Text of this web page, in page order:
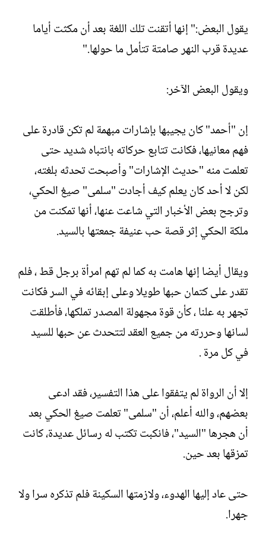
يقول البعض:" إنها أتقنت تلك اللغة بعد أن مكثت أياما
عديدة قرب النهر صامتة تتأمل ما حولها."
ويقول البعض الآخر:
إن "أحمد" كان يجيبها بإشارات مبهمة لم تكن قادرة على
فهم معانيها، فكانت تتابع حركاته بانتباه شديد حتى
تعلمت منه "حديث الإشارات" وأصبحت تحدثه بلغته،
لكن لا أحد كان يعلم كيف أجادت "سلمى" صيغ الحكي،
وترجح بعض الأخبار التي شاعت عنها، أنها تمكنت من
ملكة الحكي إثر قصة حب عنيفة جمعتها بالسيد.
ويقال أيضا إنها هامت به كما لم تهم امرأة برجل قط ، فلم
تقدر على كتمان حبها طويلا وعلى إبقائه في السر فكانت
تجهر به علنا ، كأن قوة مجهولة المصدر تملكها، فأطلقت
لسانها وحررته من جميع العقد لتتحدث عن حبها للسيد
في كل مرة .
إلا أن الرواة لم يتفقوا على هذا التفسير، فقد ادعى
بعضهم، والله أعلم، أن "سلمى" تعلمت صيغ الحكي بعد
أن هجرها "السيد"، فانكبت تكتب له رسائل عديدة، كانت
تمزقها بعد حين.
حتى عاد إليها الهدوء، ولازمتها السكينة فلم تذكره سرا ولا
جهرا.